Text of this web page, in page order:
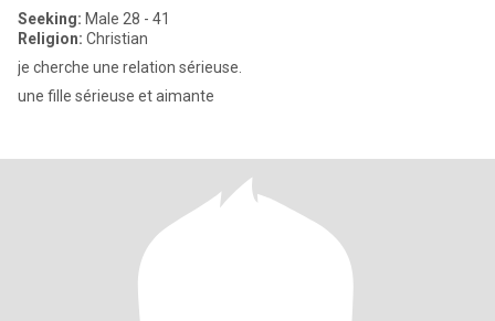
Seeking: Male 28 - 41
Religion: Christian
je cherche une relation sérieuse.
une fille sérieuse et aimante